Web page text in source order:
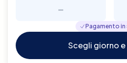
-
Pagamento in
Scegli giorno e